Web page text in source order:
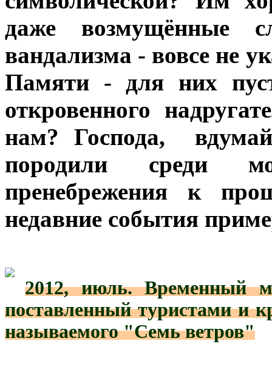
даже возмущённые
вандализма - вовсе не
Памяти - для них
откровенного
нам? Господа,
породили среди
пренебрежения к
недавние события
2012, июль. Временный
поставленный туристами и
называемого "Семь ветров"